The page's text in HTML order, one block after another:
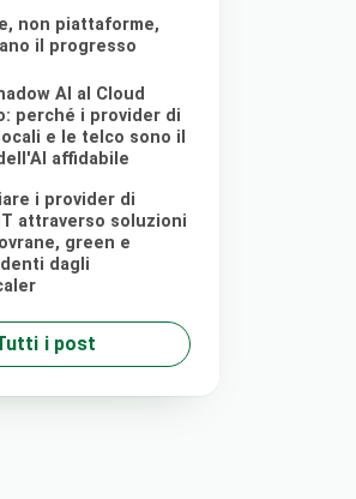
non piattaforme,
il progresso
AI al Cloud
perché i provider di
e le telco sono il
affidabile
i provider di
attraverso soluzioni
green e
dagli
i post